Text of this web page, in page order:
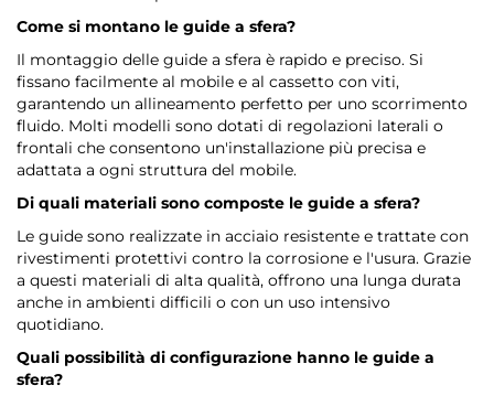
Come si montano le guide a sfera?
Il montaggio delle guide a sfera è rapido e preciso. Si
fissano facilmente al mobile e al cassetto con viti,
garantendo un allineamento perfetto per uno scorrimento
fluido. Molti modelli sono dotati di regolazioni laterali o
frontali che consentono un'installazione più precisa e
adattata a ogni struttura del mobile.
Di quali materiali sono composte le guide a sfera?
Le guide sono realizzate in acciaio resistente e trattate con
rivestimenti protettivi contro la corrosione e l'usura. Grazie
a questi materiali di alta qualità, offrono una lunga durata
anche in ambienti difficili o con un uso intensivo
quotidiano.
Quali possibilità di configurazione hanno le guide a
sfera?